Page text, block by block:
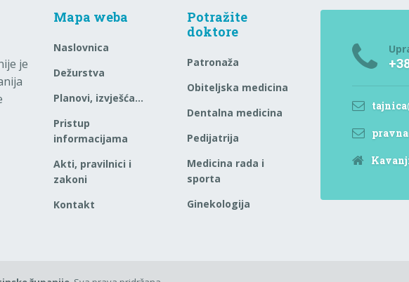
je
Mapa weba
Naslovnica
Dežurstva
Planovi, izvješća…
Pristup
informacijama
Akti, pravilnici i
zakoni
Kontakt
Potražite
doktore
Patronaža
Obiteljska medicina
Dentalna medicina
Pedijatrija
Medicina rada i
sporta
Ginekologija